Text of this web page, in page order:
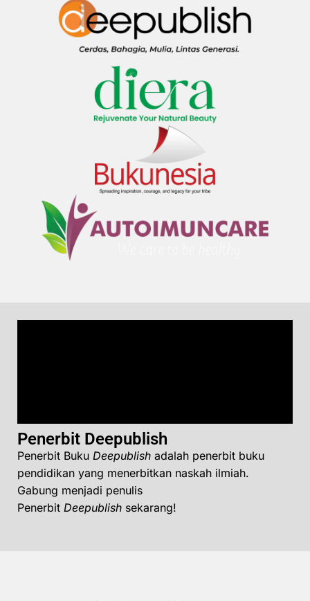
Penerbit Deepublish
Penerbit Buku Deepublish adalah penerbit buku
pendidikan yang menerbitkan naskah ilmiah.
Gabung menjadi penulis
Penerbit Deepublish sekarang!